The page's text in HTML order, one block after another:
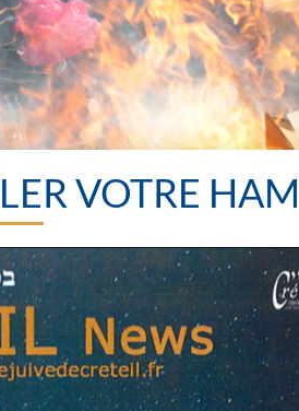
VOTRE